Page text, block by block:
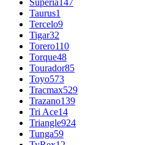
Superia147
Taurus1
Tercelo9
Tigar32
Torero110
Torque48
Tourador85
Toyo573
Tracmax529
Trazano139
Tri Ace14
Triangle924
Tunga59